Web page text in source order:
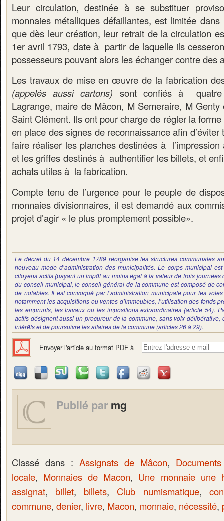
Leur circulation, destinée à se substituer
monnaies métalliques défaillantes, est limitée dans
que dès leur création, leur retrait de la circulation
1er avril 1793, date à partir de laquelle ils
possesseurs pouvant alors les échanger contre des
Les travaux de mise en œuvre de la fabrication
(appelés aussi cartons) sont confiés à
Lagrange, maire de Mâcon, M Semeraire, M
Saint Clément. Ils ont pour charge de régler la
en place des signes de reconnaissance afin
faire réaliser les planches destinées à
et les griffes destinés à authentifier les billets, et
achats utiles à la fabrication.
Compte tenu de l’urgence pour le peuple de
monnaies divisionnaires, il est demandé aux
projet d’agir « le plus promptement possible».
Le décret du 14 décembre 1789 réorganise les structures communales
nouveau mode d’administration des municipalités. Le corps municipal
citoyens actifs (payant un impôt au moins égal à la valeur de trois journées
du conseil municipal, le conseil général de la commune est composé de
de notables. Il est convoqué par l’administration municipale pour les
notamment les acquisitions ou ventes d’immeubles, l’utilisation des fonds
les emprunts, les travaux ou les impositions extraordinaires (article 54).
actifs désignent aussi un procureur de la commune, sans voix délibérative,
intérêts et de poursuivre les affaires de la commune (articles 26 à 29).
Envoyer l'article au format PDF à
Publié par mg
Classé dans : Assignats de Mâcon,
locale, Monnaies de Macon, Une monnaie une
assignat, billet, billets, Club numismatique,
commune, denier, livre, Macon, monnaie, nécessité,